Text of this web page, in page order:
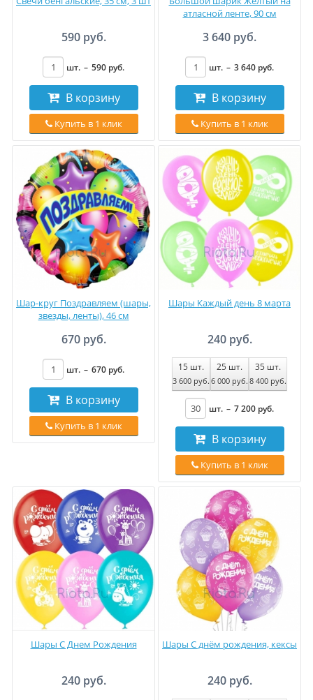
590 руб.
шт. – 590 руб.
В корзину
Купить в 1 клик
атласной ленте, 90 см
3 640 руб.
шт. – 3 640 руб.
В корзину
Купить в 1 клик
Шар-круг Поздравляем (шары,
звезды, ленты), 46 см
670 руб.
шт. – 670 руб.
В корзину
Купить в 1 клик
Шары Каждый день 8 марта
240 руб.
15 шт.
3 600 руб.
25 шт.
6 000 руб.
35 шт.
8 400 руб.
шт. – 7 200 руб.
В корзину
Купить в 1 клик
Шары С Днем Рождения
240 руб.
Шары С днём рождения, кексы
240 руб.